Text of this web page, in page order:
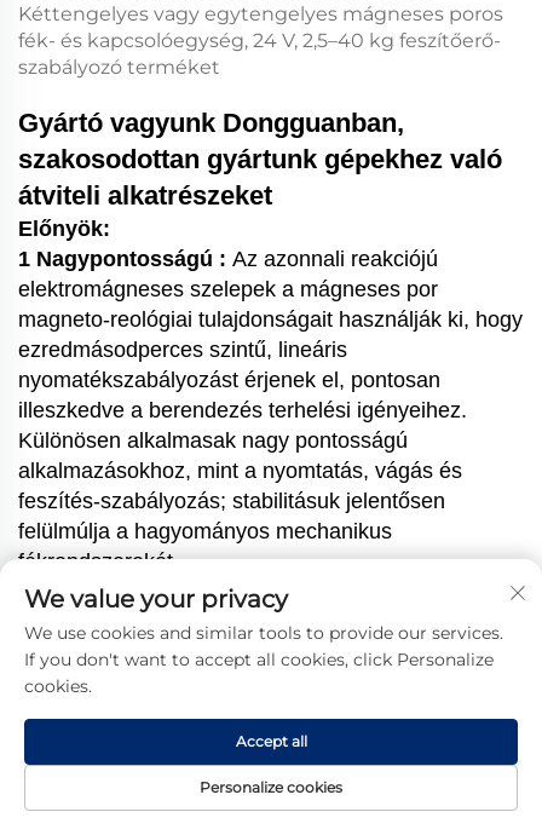
Kéttengelyes vagy egytengelyes mágneses poros
fék- és kapcsolóegység, 24 V, 2,5–40 kg feszítőerő-
szabályozó terméket
Gyártó vagyunk Dongguanban,
szakosodottan gyártunk gépekhez való
átviteli alkatrészeket
Előnyök:
1 Nagypontosságú : Az azonnali reakciójú
elektromágneses szelepek a mágneses por
magneto-reológiai tulajdonságait használják ki, hogy
ezredmásodperces szintű, lineáris
nyomatékszabályozást érjenek el, pontosan
illeszkedve a berendezés terhelési igényeihez.
Különösen alkalmasak nagy pontosságú
alkalmazásokhoz, mint a nyomtatás, vágás és
feszítés-szabályozás; stabilitásuk jelentősen
felülmúlja a hagyományos mechanikus
fékrendszerekét.
2 Karbantartásmentes:Hosszú élettartam
költséghatékonyságért: A nem mechanikus
súrlódáson alapuló kialakítás minimálisra csökkenti
az alkatrészek kopását, így több tízezer üzemórán
egyszerűsíti a telepítést és karbantartást, jelentősen
csökkentve a leállási költségeket és munkaerő-
igényt.
Kezdőlap Termék Rólunk Kapcsolat
We value your privacy
We use cookies and similar tools to provide our services.
If you don't want to accept all cookies, click Personalize
cookies.
Personalize cookies
Accept all